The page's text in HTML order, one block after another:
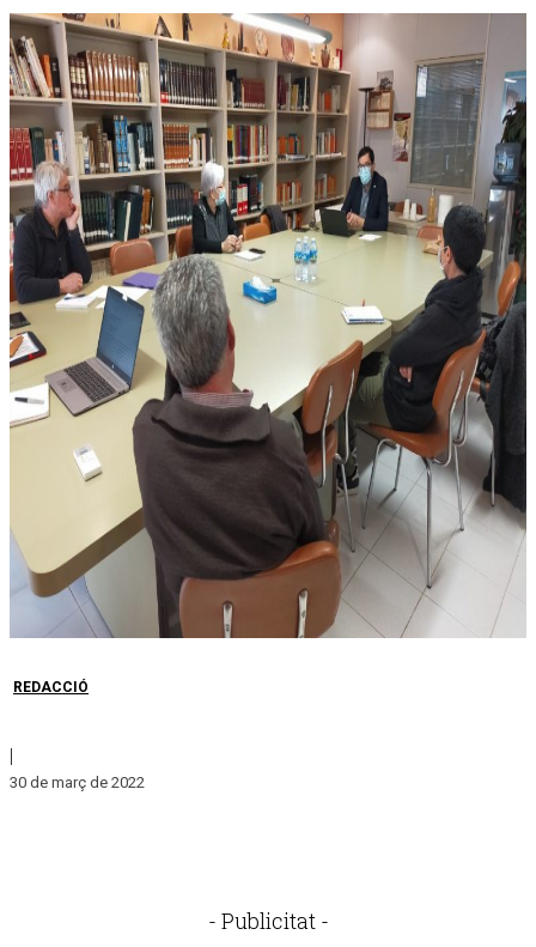
REDACCIÓ
|
30 de març de 2022
- Publicitat -